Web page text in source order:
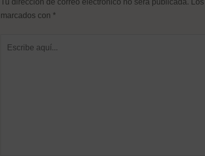
Tu dirección de correo electrónico no será publicada.
marcados con *